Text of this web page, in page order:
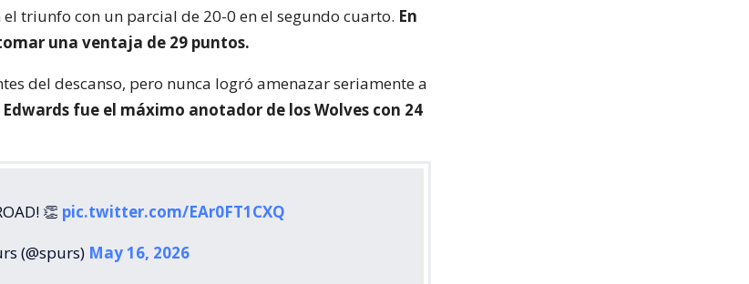
triunfo con un parcial de 20-0 en el segundo cuarto. En
una ventaja de 29 puntos.
del descanso, pero nunca logró amenazar seriamente a
fue el máximo anotador de los Wolves con 24
👏 pic.twitter.com/EAr0FT1CXQ
(@spurs) May 16, 2026